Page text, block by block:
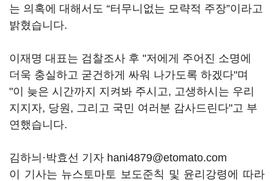
는 의혹에 대해서도 “터무니없는 모략적 주장”이라고
밝혔습니다.
이재명 대표는 검찰조사 후 "저에게 주어진 소명에
더욱 충실하고 굳건하게 싸워 나가도록 하겠다"며
"이 늦은 시간까지 지켜봐 주시고, 고생하시는 우리
지지자, 당원, 그리고 국민 여러분 감사드린다"고 부
연했습니다.
김하늬·박효선 기자 hani4879@etomato.com
이 기사는 뉴스토마토 보도준칙 및 윤리강령에 따라